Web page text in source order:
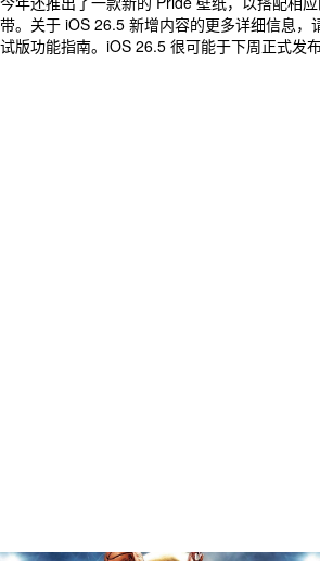
带。关于 iOS 26.5 新增内容的更多详细信息，
试版功能指南。iOS 26.5 很可能于下周正式发布